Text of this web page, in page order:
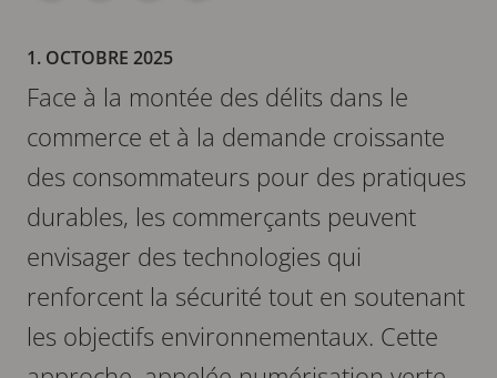
1. OCTOBRE 2025
Face à la montée des délits dans le
commerce et à la demande croissante
des consommateurs pour des pratiques
durables, les commerçants peuvent
envisager des technologies qui
renforcent la sécurité tout en soutenant
les objectifs environnementaux. Cette